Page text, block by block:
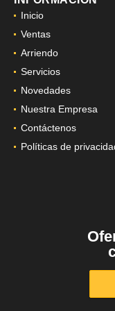
Inicio
Ventas
Arriendo
Servicios
Novedades
Nuestra Empresa
Contáctenos
Políticas de